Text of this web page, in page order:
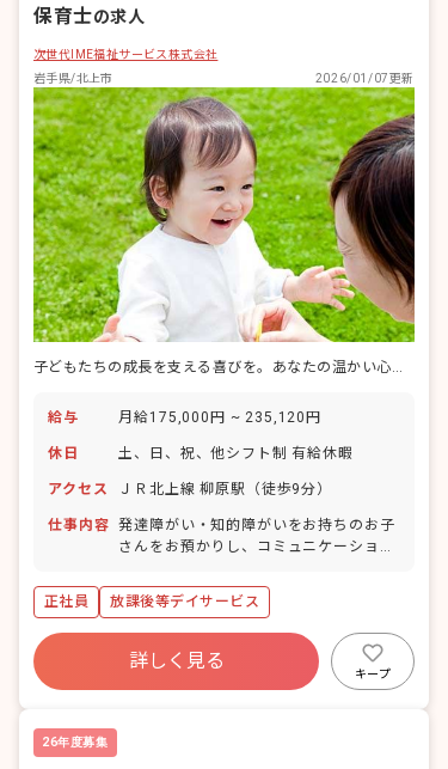
保育士の求人
次世代IME福祉サービス株式会社
岩手県/北上市
2026/01/07更新
子どもたちの成長を支える喜びを。あなたの温かい心、ここで輝かせませんか？
給与 月給175,000円 ~ 235,120円
休日 土、日、祝、他シフト制 有給休暇
アクセス ＪＲ北上線 柳原駅（徒歩9分）
仕事内容 発達障がい・知的障がいをお持ちのお子
さんをお預かりし、コミュニケーション
題のお手伝い、一緒に遊んだりなど。 学
校と自宅への送迎もお願いする場合もあ
ります。
正社員 放課後等デイサービス
詳しく見る
キープ
26年度募集